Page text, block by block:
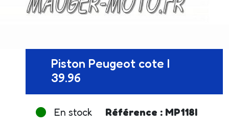
Piston Peugeot cote I
39.96
En stock Référence : MP118I